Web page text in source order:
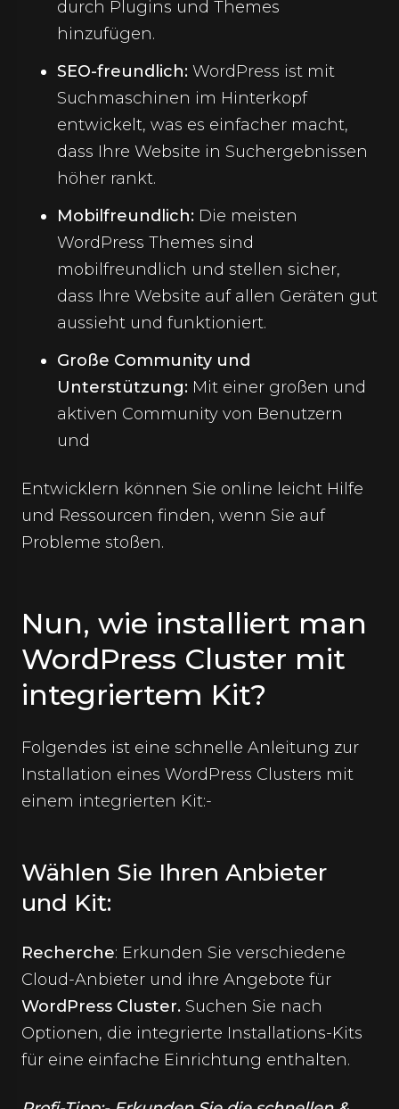
durch Plugins und Themes
hinzufügen.
SEO-freundlich: WordPress ist mit
Suchmaschinen im Hinterkopf
entwickelt, was es einfacher macht,
dass Ihre Website in Suchergebnissen
höher rankt.
Mobilfreundlich: Die meisten
WordPress Themes sind
mobilfreundlich und stellen sicher,
dass Ihre Website auf allen Geräten gut
aussieht und funktioniert.
Große Community und
Unterstützung: Mit einer großen und
aktiven Community von Benutzern
und
Entwicklern können Sie online leicht Hilfe
und Ressourcen finden, wenn Sie auf
Probleme stoßen.
Nun, wie installiert man
WordPress Cluster mit
integriertem Kit?
Folgendes ist eine schnelle Anleitung zur
Installation eines WordPress Clusters mit
einem integrierten Kit:-
Wählen Sie Ihren Anbieter
und Kit:
Recherche: Erkunden Sie verschiedene
Cloud-Anbieter und ihre Angebote für
WordPress Cluster. Suchen Sie nach
Optionen, die integrierte Installations-Kits
für eine einfache Einrichtung enthalten.